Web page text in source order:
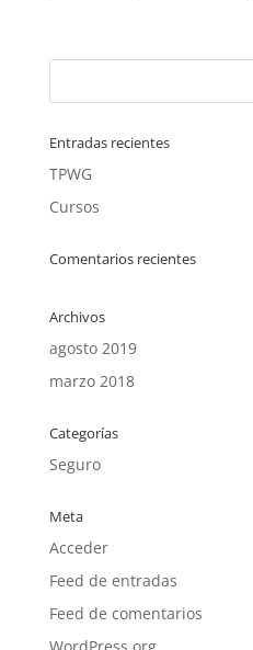
Entradas recientes
TPWG
Cursos
Comentarios recientes
Archivos
agosto 2019
marzo 2018
Categorías
Seguro
Meta
Acceder
Feed de entradas
Feed de comentarios